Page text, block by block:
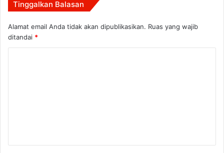
Tinggalkan Balasan
Alamat email Anda tidak akan dipublikasikan. Ruas yang wajib
ditandai *
a